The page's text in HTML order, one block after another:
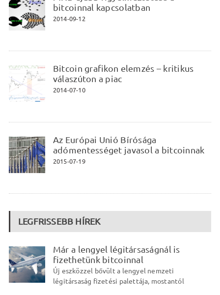
bitcoinnal kapcsolatban
2014-09-12
Bitcoin grafikon elemzés – kritikus
válaszúton a piac
2014-07-10
Az Európai Unió Bírósága
adómentességet javasol a bitcoinnak
2015-07-19
LEGFRISSEBB HÍREK
Már a lengyel légitársaságnál is
fizethetünk bitcoinnal
Új eszközzel bővült a lengyel nemzeti
légitársaság fizetési palettája, mostantól